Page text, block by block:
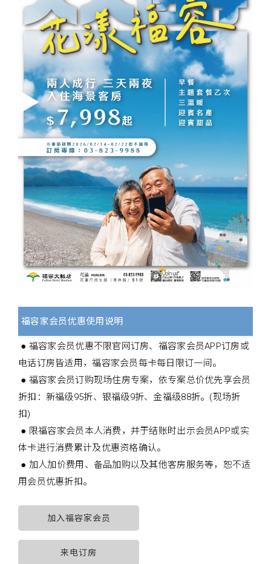
福容家会员优惠使用说明
● 福容家会员优惠不限官网订房、福容家会员APP订房或
电话订房皆适用，福容家会员每卡每日限订一间。
● 福容家会员订购现场住房专案，依专案总价优先享会员
折扣：新福级95折、银福级9折、金福级88折。(现场折
扣)
● 限福容家会员本人消费，并于结账时出示会员APP或实
体卡进行消费累计及优惠资格确认。
● 加人加价费用、备品加购以及其他客房服务等，恕不适
用会员优惠折扣。
加入福容家会员
来电订房